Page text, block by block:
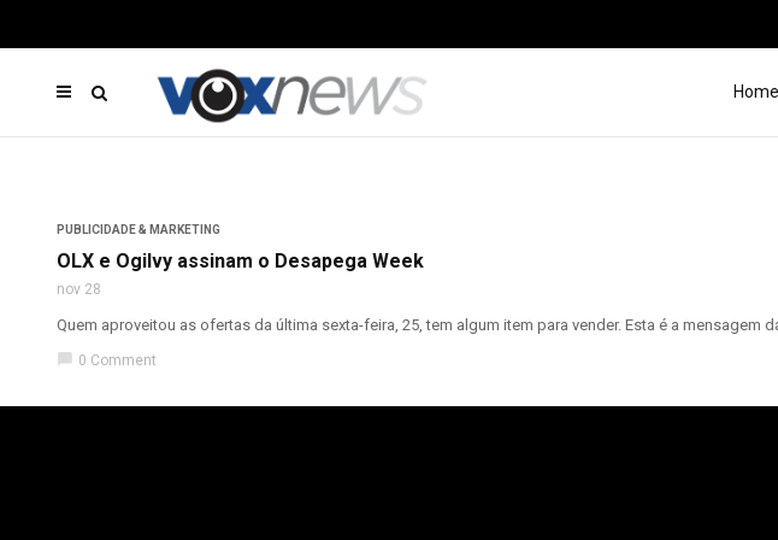
Home
PUBLICIDADE & MARKETING
OLX e Ogilvy assinam o Desapega Week
nov 28
Quem aproveitou as ofertas da última sexta-feira, 25, tem algum item para vender. Esta é a
chat_bubble 0 Comment